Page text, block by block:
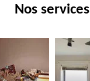
Nos services